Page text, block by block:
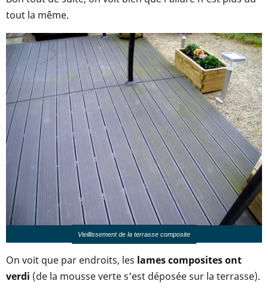
tout la même.
Vieillissement de la terrasse composite
On voit que par endroits, les lames composites ont
verdi (de la mousse verte s'est déposée sur la terrasse).